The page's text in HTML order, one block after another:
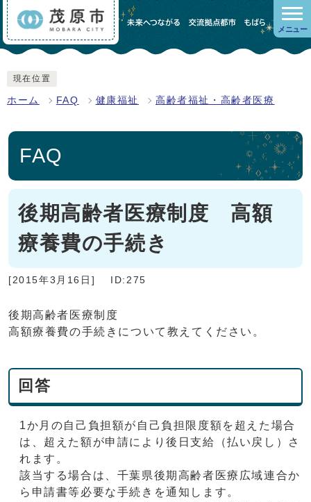
メニュー
現在位置
ホーム FAQ 健康福祉 高齢者福祉・高齢者医療
FAQ
後期高齢者医療制度 高額
療養費の手続き
[2015年3月16日] ID:275
後期高齢者医療制度
高額療養費の手続きについて教えてください。
回答
1か月の自己負担額が自己負担限度額を超えた場合
は、超えた額が申請により後日支給（払い戻し）さ
れます。
該当する場合は、千葉県後期高齢者医療広域連合か
ら申請書等必要な手続きを通知します。